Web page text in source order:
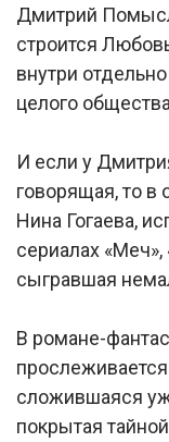
Дмитрий
строится
внутри
целого
И если у
говорящая, то в
Нина Гогаева,
сериалах
сыгравшая
В романе-
сложившаяся
покрытая